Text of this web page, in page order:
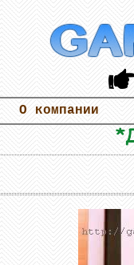
О компании